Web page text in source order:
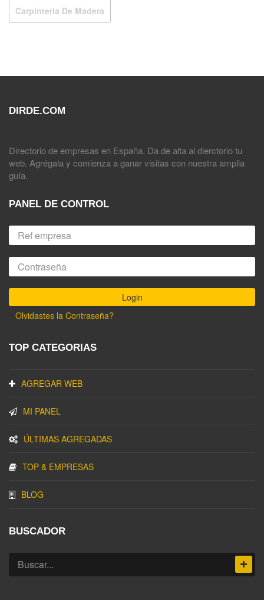
Carpinteria De Madera
DIRDE.COM
Directorio de empresas en España. Da de alta al dierctorio tu
web. Agrégala y comienza a ganar visitas con nuestra amplia
guía.
PANEL DE CONTROL
Olvidastes la Contraseña?
TOP CATEGORIAS
AGREGAR WEB
MI PANEL
ÚLTIMAS AGREGADAS
TOP & EMPRESAS
BLOG
BUSCADOR